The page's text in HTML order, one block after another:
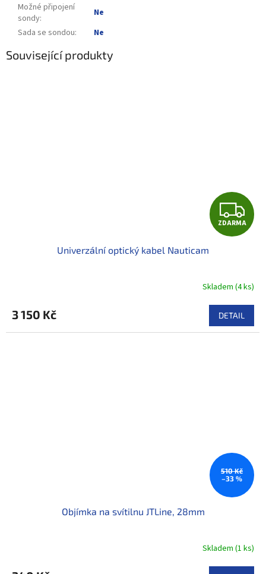
Možné připojení
sondy:
Ne
Sada se sondou: Ne
Související produkty
Z
D
R
M
A
ZDARMA
Univerzální optický kabel Nauticam
Skladem (4 ks)
3 150 Kč DETAIL
510 Kč
–33 %
Objímka na svítilnu JTLine, 28mm
Skladem (1 ks)